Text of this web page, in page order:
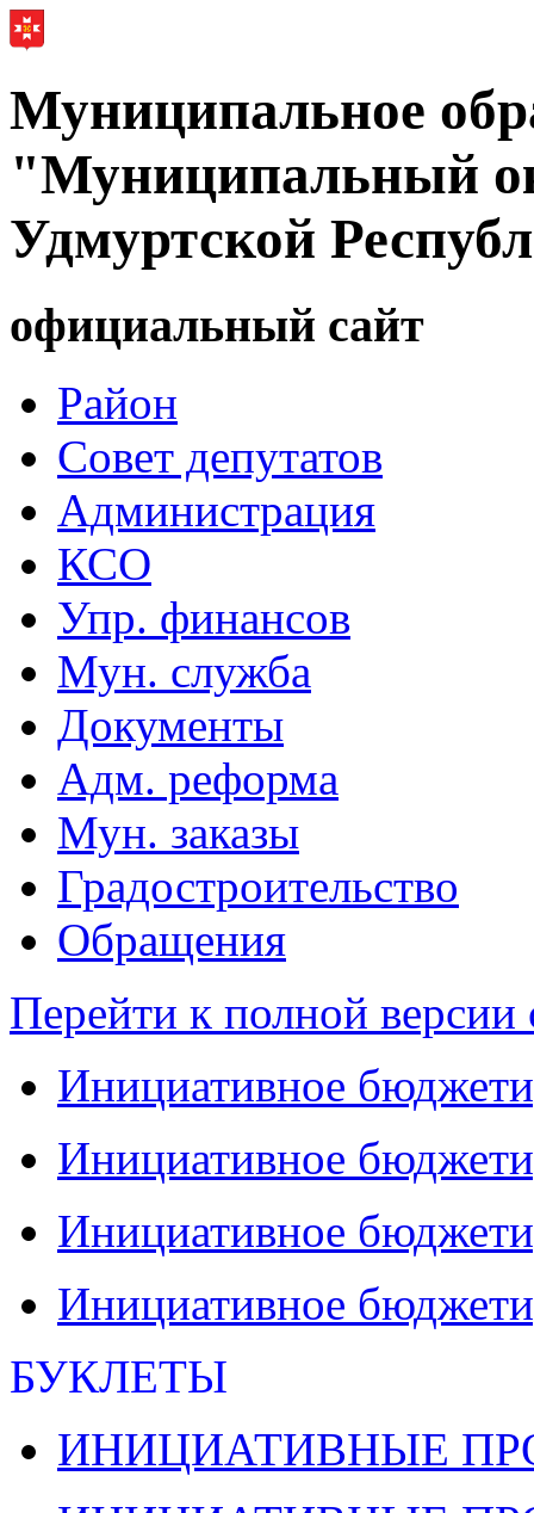
Муниципальное
"Муниципальный
Удмуртской
официальный сайт
Район
Совет депутатов
Администрация
КСО
Упр. финансов
Мун. служба
Документы
Адм. реформа
Мун. заказы
Градостроительство
Обращения
Перейти к полной версии
Инициативное
Инициативное
Инициативное
Инициативное
БУКЛЕТЫ
ИНИЦИАТИВНЫЕ